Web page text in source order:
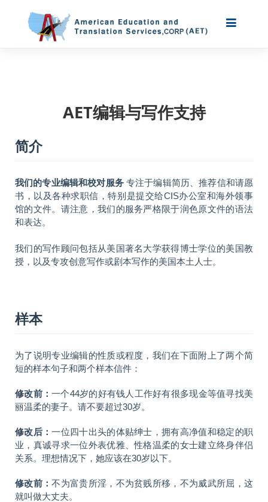
AET编辑与写作支持
简介
我们的专业编辑和校对服务专注于编辑简历、推荐信和请愿
书，以及各种求职信，特别是提交给CIS办公室和海外领事
馆的文件。请注意，我们的服务严格限于润色原文件的语法
和表达。
我们的写作顾问包括从美国著名大学获得博士学位的美国教
授，以及专攻创意写作或剧本写作的美国本土人士。
样本
为了说明专业编辑的性质或程度，我们在下面附上了两个简
短的样本句子和两个样本信件：
修改前：一个44岁的好有钱人工作好有很多现金等值寻找美
丽温柔的妻子。请不要超过30岁。
修改后：一位四十出头的体贴绅士，拥有高净值和稳定的职
业，真诚寻求一位外表优雅、性格温柔的女士建立终身伴侣
关系。理想情况下，她应该在30岁以下。
修改前：不为富贵所淫，不为贫贱所移，不为威武所屈，这
就叫做大丈夫。